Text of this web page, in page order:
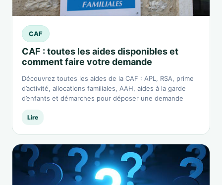
CAF
CAF : toutes les aides disponibles et
comment faire votre demande
Découvrez toutes les aides de la CAF : APL, RSA, prime
d’activité, allocations familiales, AAH, aides à la garde
d’enfants et démarches pour déposer une demande
Lire